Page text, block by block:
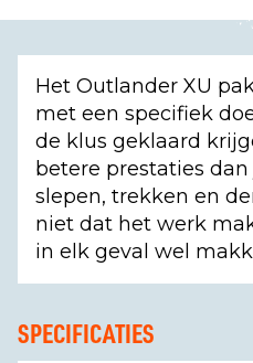
Het Outlander XU
met een specifiek
de klus geklaard
betere prestaties
slepen, trekken en
niet dat het werk
in elk geval wel
SPECIFICATIES